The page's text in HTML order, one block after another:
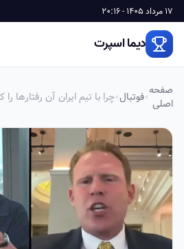
17 مرداد 1405 - 20:16
دیما اسپرت
صفحه
اصلی فوتبال چرا با تیم ایران آن رفتارها
بگذارید حرفم را بزنم!